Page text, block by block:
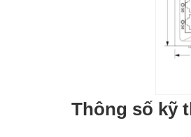
Thông số kỹ